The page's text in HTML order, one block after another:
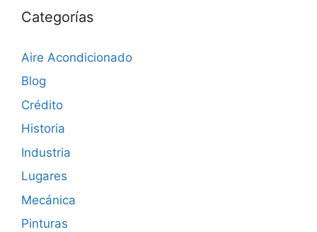
Categorías
Aire Acondicionado
Blog
Crédito
Historia
Industria
Lugares
Mecánica
Pinturas